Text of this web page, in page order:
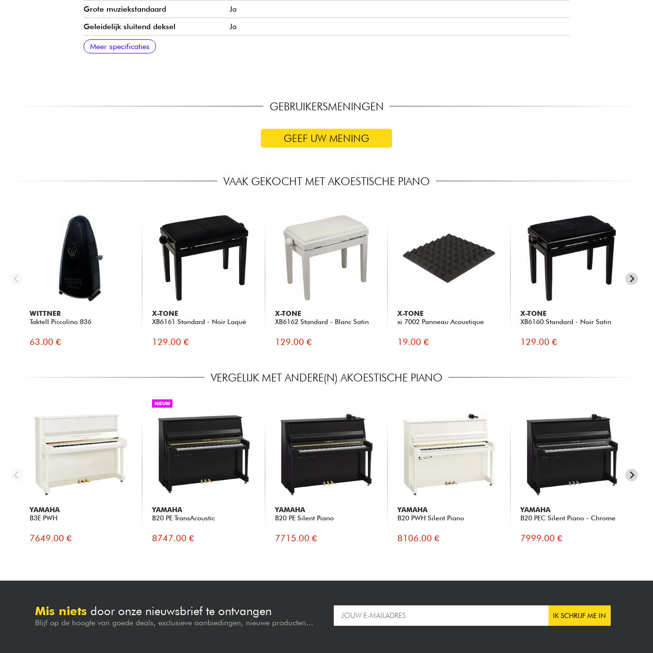
Grote muziekstandaard
Ja
Geleidelijk sluitend deksel
Ja
Onder het dak
Mechanisch
Herkomst frame
Snaren
Meer specificaties
GEBRUIKERSMENINGEN
GEEF UW MENING
VAAK GEKOCHT MET AKOESTISCHE PIANO
WITTNER
Taktell Piccolino 836
63.00 €
X-TONE
XB6161 Standard - Noir Laqué
129.00 €
X-TONE
XB6162 Standard - Blanc Satin
129.00 €
X-TONE
xi 7002 Panneau Acoustique
19.00 €
X-TONE
XB6160 Standard - Noir Satin
129.00 €
VERGELIJK MET ANDERE(N) AKOESTISCHE PIANO
YAMAHA
B3E PWH
7649.00 €
NIEUW
YAMAHA
B20 PE TransAcoustic
8747.00 €
YAMAHA
B20 PE Silent Piano
7715.00 €
YAMAHA
B20 PWH Silent Piano
8106.00 €
YAMAHA
B20 PEC Silent Piano - Chrome
7999.00 €
Mis niets door onze nieuwsbrief te ontvangen
Blijf op de hoogte van goede deals, exclusieve aanbiedingen, nieuwe producten...
IK SCHRIJF ME IN